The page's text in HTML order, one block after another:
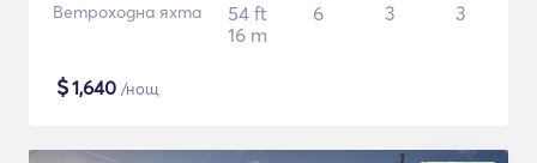
Ветроходна яхта
54 ft
16 m
6 3 3
$1,640 /нощ